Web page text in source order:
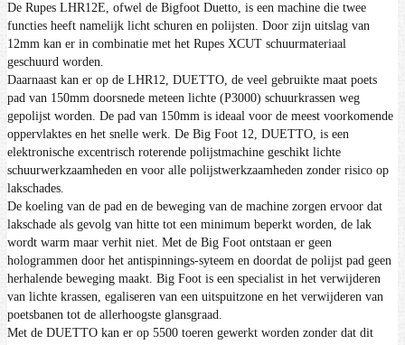
De Rupes LHR12E, ofwel de Bigfoot Duetto, is een machine die twee
functies heeft namelijk licht schuren en polijsten. Door zijn uitslag van
12mm kan er in combinatie met het Rupes XCUT schuurmateriaal
geschuurd worden.
Daarnaast kan er op de LHR12, DUETTO, de veel gebruikte maat poets
pad van 150mm doorsnede meteen lichte (P3000) schuurkrassen weg
gepolijst worden. De pad van 150mm is ideaal voor de meest voorkomende
oppervlaktes en het snelle werk. De Big Foot 12, DUETTO, is een
elektronische excentrisch roterende polijstmachine geschikt lichte
schuurwerkzaamheden en voor alle polijstwerkzaamheden zonder risico op
lakschades.
De koeling van de pad en de beweging van de machine zorgen ervoor dat
lakschade als gevolg van hitte tot een minimum beperkt worden, de lak
wordt warm maar verhit niet. Met de Big Foot ontstaan er geen
hologrammen door het antispinnings-syteem en doordat de polijst pad geen
herhalende beweging maakt. Big Foot is een specialist in het verwijderen
van lichte krassen, egaliseren van een uitspuitzone en het verwijderen van
poetsbanen tot de allerhoogste glansgraad.
Met de DUETTO kan er op 5500 toeren gewerkt worden zonder dat dit